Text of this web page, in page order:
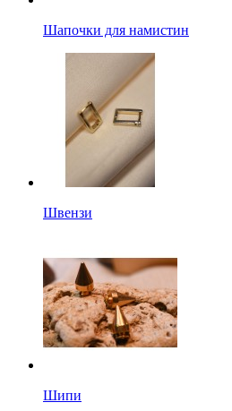
Шапочки для намистин
Швензи
Шипи